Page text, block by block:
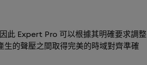
此 Expert Pro 可以根據其明確要求調整
的聲壓之間取得完美的時域對齊準確